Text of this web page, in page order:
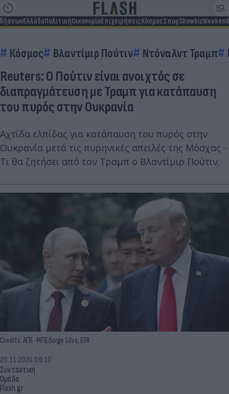
ΕλλάδαΠολιτικήΟικονομίαΕπιχειρήσειςΚόσμοςΣπορShowbizWeekend
Κόσμος Βλαντίμιρ Πούτιν Ντόναλντ Τραμπ
Reuters: O Πούτιν είναι ανοιχτός σε
διαπραγμάτευση με Τραμπ για κατάπαυση
του πυρός στην Ουκρανία
Αχτίδα ελπίδας για κατάπαυση του πυρός στην
Ουκρανία μετά τις πυρηνικές απειλές της Μόσχας -
Τι θα ζητήσει από τον Τραμπ ο Βλαντίμιρ Πούτιν.
Credits: ΑΠΕ-ΜΠΕ/Jorge Silva, EPA
Συντακτική
Ομάδα
Flash.gr
20.11.2024 09:10